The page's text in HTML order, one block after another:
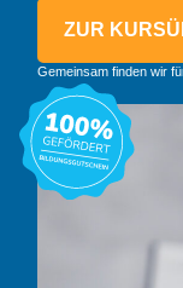
ZUR
Gemeinsam finden wir